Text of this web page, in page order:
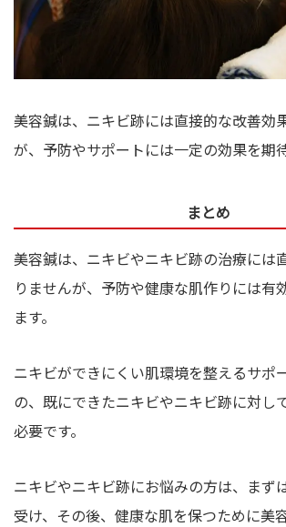
美容鍼は、ニキビ跡には直接的な改善効
が、予防やサポートには一定の効果を期
まとめ
美容鍼は、ニキビやニキビ跡の治療には
りませんが、予防や健康な肌作りには有
ます。
ニキビができにくい肌環境を整えるサポ
の、既にできたニキビやニキビ跡に対し
必要です。
ニキビやニキビ跡にお悩みの方は、まず
受け、その後、健康な肌を保つために美